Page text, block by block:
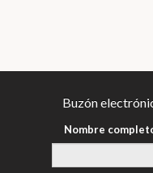
Buzón
Nombre